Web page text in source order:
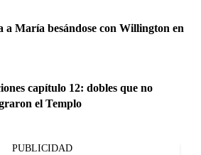
a María besándose con Willington en
capítulo 12: dobles que no
el Templo
PUBLICIDAD